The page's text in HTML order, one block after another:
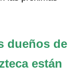
dueños de
están